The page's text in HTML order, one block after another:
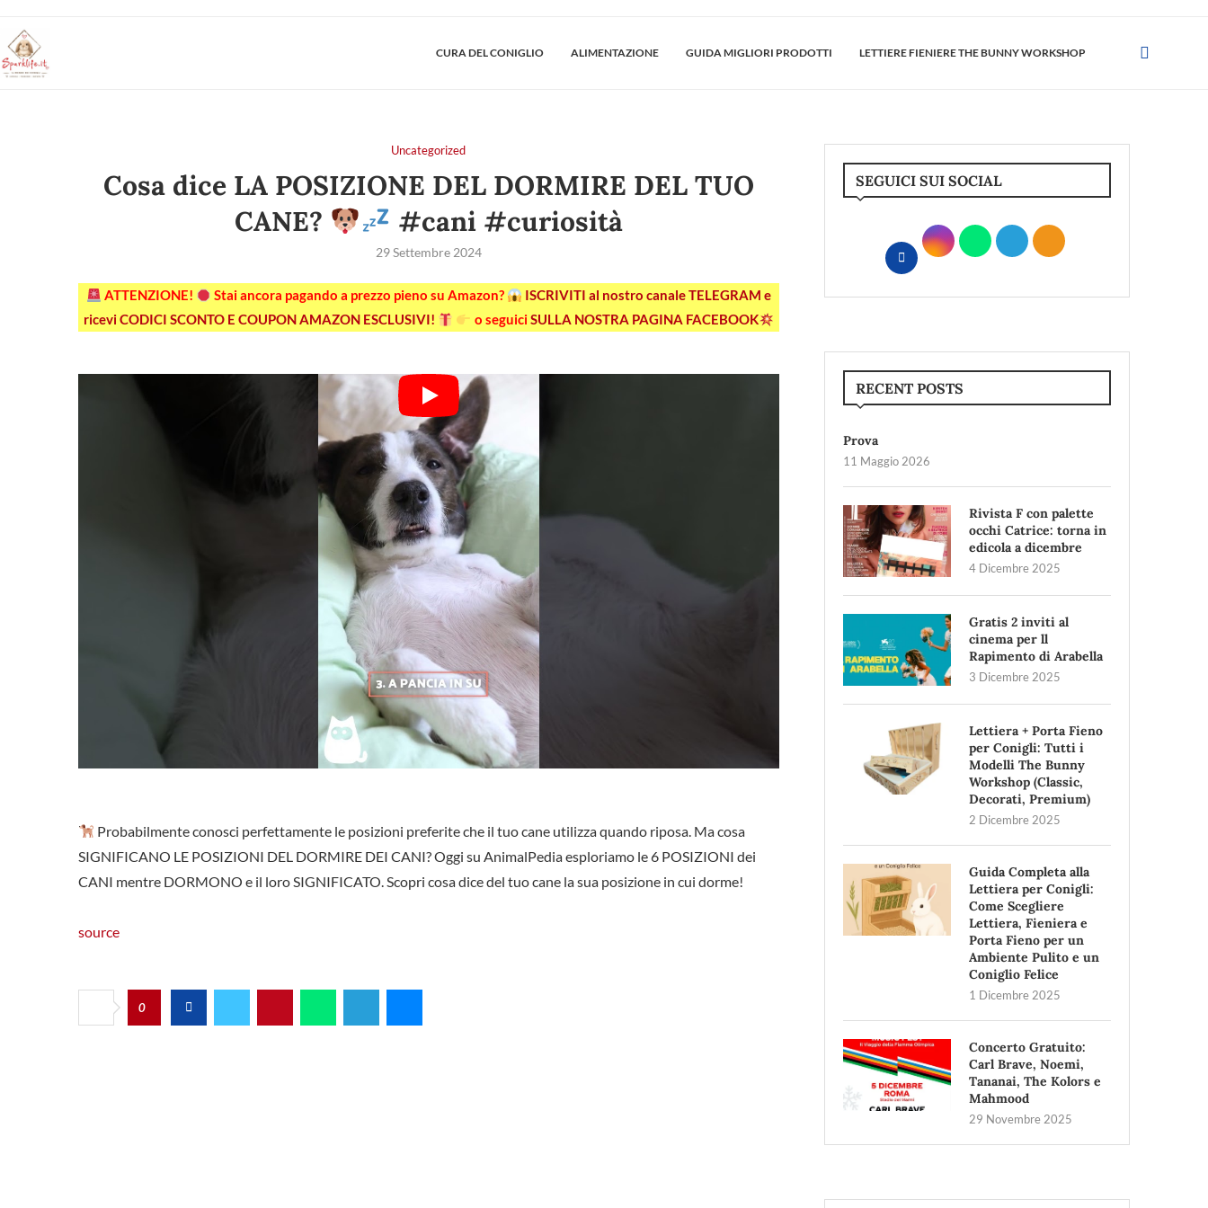
CURA DEL CONIGLIO ALIMENTAZIONE GUIDA MIGLIORI PRODOTTI LETTIERE FIENIERE THE BUNNY WORKSHOP
Uncategorized
Cosa dice LA POSIZIONE DEL DORMIRE DEL TUO
CANE?
#cani #curiosità
29 Settembre 2024
ATTENZIONE! Stai ancora pagando a prezzo pieno su Amazon?
ISCRIVITI al nostro canale TELEGRAM e
ricevi CODICI SCONTO E COUPON AMAZON ESCLUSIVI!
o seguiciSULLA NOSTRA PAGINA FACEBOOK
Probabilmente conosci perfettamente le posizioni preferite che il tuo cane utilizza quando riposa. Ma cosa
SIGNIFICANO LE POSIZIONI DEL DORMIRE DEI CANI? Oggi su AnimalPedia esploriamo le 6 POSIZIONI dei
CANI mentre DORMONO e il loro SIGNIFICATO. Scopri cosa dice del tuo cane la sua posizione in cui dorme!
source
0
SEGUICI SUI SOCIAL
RECENT POSTS
Prova
11 Maggio 2026
Rivista F con palette
occhi Catrice: torna in
edicola a dicembre
4 Dicembre 2025
Gratis 2 inviti al
cinema per ll
Rapimento di Arabella
3 Dicembre 2025
Lettiera + Porta Fieno
per Conigli: Tutti i
Modelli The Bunny
Workshop (Classic,
Decorati, Premium)
2 Dicembre 2025
Guida Completa alla
Lettiera per Conigli:
Come Scegliere
Lettiera, Fieniera e
Porta Fieno per un
Ambiente Pulito e un
Coniglio Felice
1 Dicembre 2025
Concerto Gratuito:
Carl Brave, Noemi,
Tananai, The Kolors e
Mahmood
29 Novembre 2025